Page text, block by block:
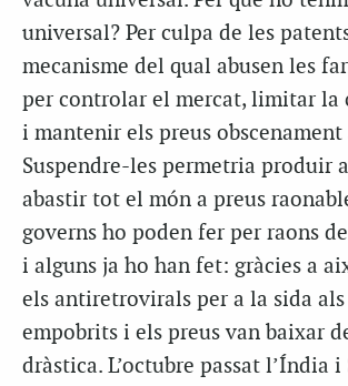
universal? Per culpa de les
mecanisme del qual abusen les
per controlar el mercat, limitar la
i mantenir els preus obscenament
Suspendre-les permetria produir
abastir tot el món a preus
governs ho poden fer per raons
i alguns ja ho han fet: gràcies a
els antiretrovirals per a la sida als
empobrits i els preus van baixar
dràstica. L’octubre passat l’Índia